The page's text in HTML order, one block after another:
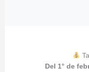
Del 1° de